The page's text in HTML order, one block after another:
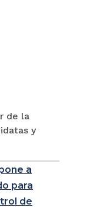
de la
y
a
para
de